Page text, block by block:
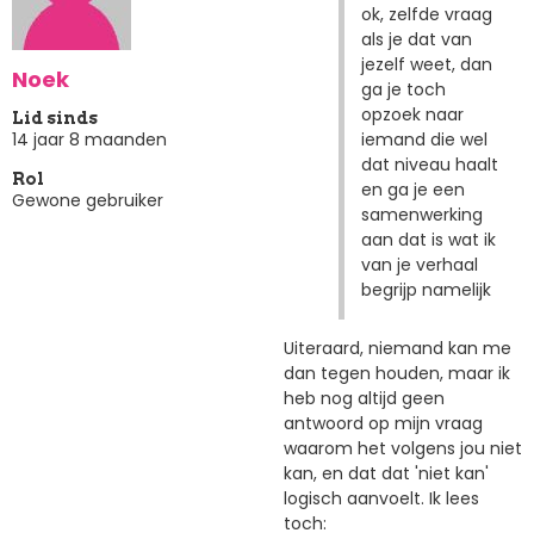
Noek
Lid sinds
14 jaar 8 maanden
Rol
Gewone gebruiker
ok, zelfde vraag
als je dat van
jezelf weet, dan
ga je toch
opzoek naar
iemand die wel
dat niveau haalt
en ga je een
samenwerking
aan dat is wat ik
van je verhaal
begrijp namelijk
Uiteraard, niemand kan me
dan tegen houden, maar ik
heb nog altijd geen
antwoord op mijn vraag
waarom het volgens jou niet
kan, en dat dat 'niet kan'
logisch aanvoelt. Ik lees
toch: